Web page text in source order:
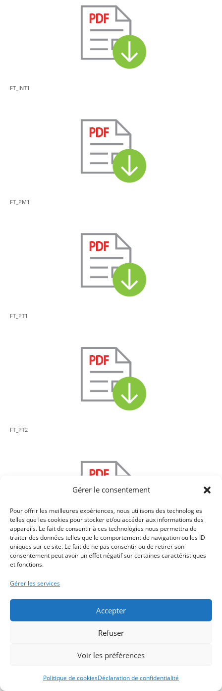
Gérer le consentement
Pour offrir les meilleures expériences, nous utilisons des technologies
telles que les cookies pour stocker et/ou accéder aux informations des
appareils. Le fait de consentir à ces technologies nous permettra de
traiter des données telles que le comportement de navigation ou les ID
uniques sur ce site. Le fait de ne pas consentir ou de retirer son
consentement peut avoir un effet négatif sur certaines caractéristiques
et fonctions.
Gérer les services
Accepter
Refuser
Voir les préférences
Politique de cookiesDéclaration de confidentialité
FT_INT1
FT_PM1
FT_PT1
FT_PT2
FT_PT3